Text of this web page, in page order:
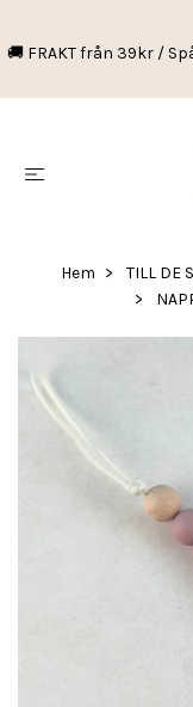
🚚 FRAKT från 39kr /
Hem TILL DE